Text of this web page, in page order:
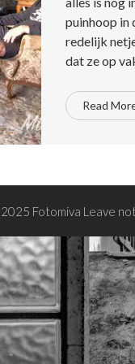
puinhoop in
redelijk
dat ze op
Read
Fotomiva Leave